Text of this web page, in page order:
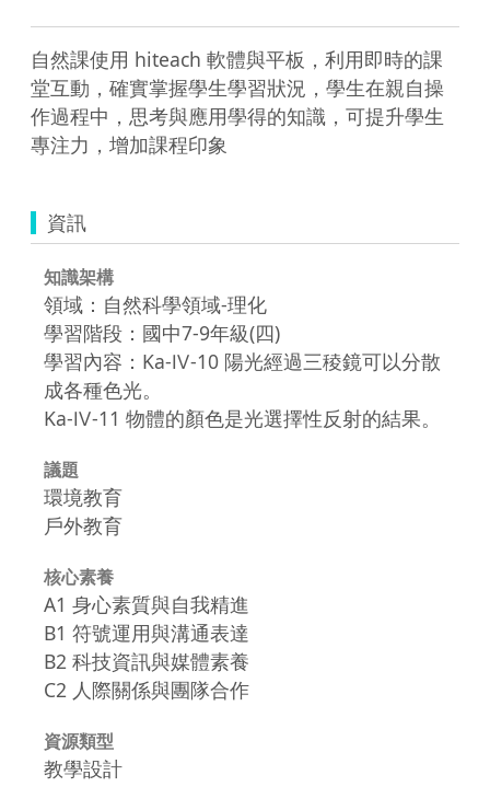
自然課使用 hiteach 軟體與平板，利用即時的課
堂互動，確實掌握學生學習狀況，學生在親自操
作過程中，思考與應用學得的知識，可提升學生
專注力，增加課程印象
資訊
知識架構
領域：自然科學領域-理化
學習階段：國中7-9年級(四)
學習內容：Ka-Ⅳ-10 陽光經過三稜鏡可以分散
成各種色光。
Ka-Ⅳ-11 物體的顏色是光選擇性反射的結果。
議題
環境教育
戶外教育
核心素養
A1 身心素質與自我精進
B1 符號運用與溝通表達
B2 科技資訊與媒體素養
C2 人際關係與團隊合作
資源類型
教學設計